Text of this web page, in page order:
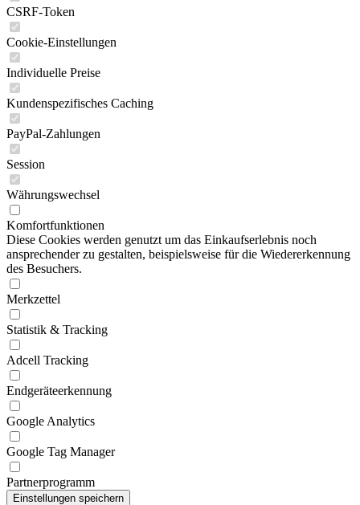
CSRF-Token
Cookie-Einstellungen
Individuelle Preise
Kundenspezifisches Caching
PayPal-Zahlungen
Session
Währungswechsel
Komfortfunktionen
Diese Cookies werden genutzt um das Einkaufserlebnis noch
ansprechender zu gestalten, beispielsweise für die Wiedererkennung
des Besuchers.
Merkzettel
Statistik & Tracking
Adcell Tracking
Endgeräteerkennung
Google Analytics
Google Tag Manager
Partnerprogramm